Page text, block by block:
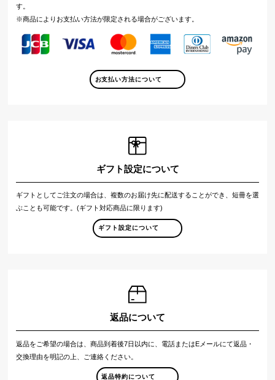
す。
※商品によりお支払い方法が限定される場合がございます。
お支払い方法について
ギフト設定について
ギフトとしてご注文の場合は、複数のお届け先に配送することができ、短冊を選
ぶことも可能です。(ギフト対応商品に限ります)
ギフト設定について
返品について
返品をご希望の場合は、商品到着後7日以内に、電話またはEメールにて返品・
交換理由を明記の上、ご連絡ください。
返品特約について